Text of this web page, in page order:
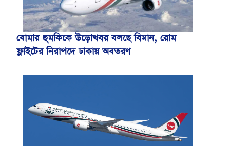
বোমার হুমকিকে উড়োখবর বলছে বিমান, রোম
ফ্লাইটের নিরাপদে ঢাকায় অবতরণ